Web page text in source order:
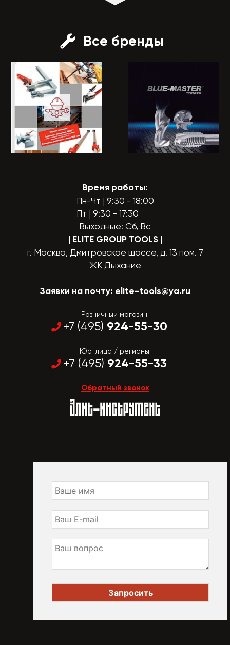
Все бренды
Время работы:
Пн-Чт | 9:30 - 18:00
Пт | 9:30 - 17:30
Выходные: Сб, Вс
| ELITE GROUP TOOLS |
г. Москва, Дмитровское шоссе, д. 13 пом. 7
ЖК Дыхание
Заявки на почту: elite-tools@ya.ru
Розничный магазин:
+7 (495) 924-55-30
Юр. лица / регионы:
+7 (495) 924-55-33
Обратный звонок